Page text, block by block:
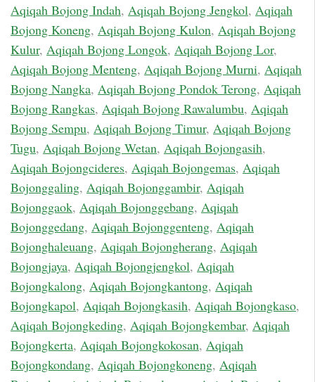
Aqiqah Bojong Indah, Aqiqah Bojong Jengkol, Aqiqah
Bojong Koneng, Aqiqah Bojong Kulon, Aqiqah Bojong
Kulur, Aqiqah Bojong Longok, Aqiqah Bojong Lor,
Aqiqah Bojong Menteng, Aqiqah Bojong Murni, Aqiqah
Bojong Nangka, Aqiqah Bojong Pondok Terong, Aqiqah
Bojong Rangkas, Aqiqah Bojong Rawalumbu, Aqiqah
Bojong Sempu, Aqiqah Bojong Timur, Aqiqah Bojong
Tugu, Aqiqah Bojong Wetan, Aqiqah Bojongasih,
Aqiqah Bojongcideres, Aqiqah Bojongemas, Aqiqah
Bojonggaling, Aqiqah Bojonggambir, Aqiqah
Bojonggaok, Aqiqah Bojonggebang, Aqiqah
Bojonggedang, Aqiqah Bojonggenteng, Aqiqah
Bojonghaleuang, Aqiqah Bojongherang, Aqiqah
Bojongjaya, Aqiqah Bojongjengkol, Aqiqah
Bojongkalong, Aqiqah Bojongkantong, Aqiqah
Bojongkapol, Aqiqah Bojongkasih, Aqiqah Bojongkaso,
Aqiqah Bojongkeding, Aqiqah Bojongkembar, Aqiqah
Bojongkerta, Aqiqah Bojongkokosan, Aqiqah
Bojongkondang, Aqiqah Bojongkoneng, Aqiqah